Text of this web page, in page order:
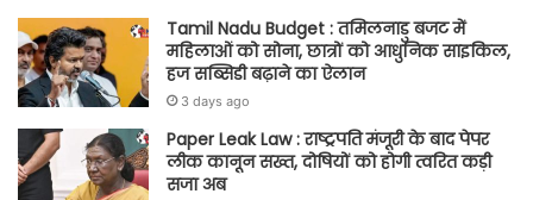
Tamil Nadu Budget : तमिलनाडु बजट में
महिलाओं को सोना, छात्रों को आधुनिक साइकिल,
हज सब्सिडी बढ़ाने का ऐलान
3 days ago
Paper Leak Law : राष्ट्रपति मंजूरी के बाद पेपर
लीक कानून सख्त, दोषियों को होगी त्वरित कड़ी
सजा अब